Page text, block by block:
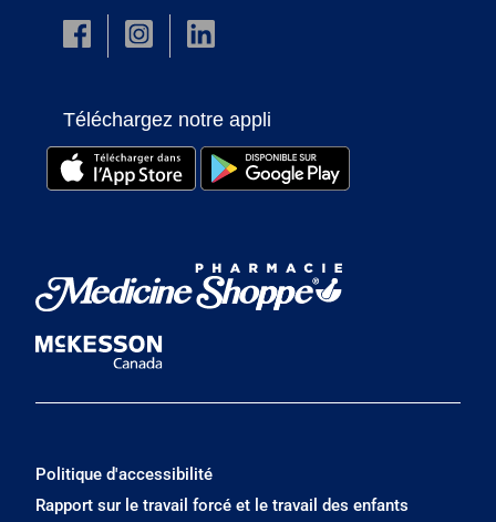
Téléchargez notre appli
Politique d'accessibilité
Rapport sur le travail forcé et le travail des enfants